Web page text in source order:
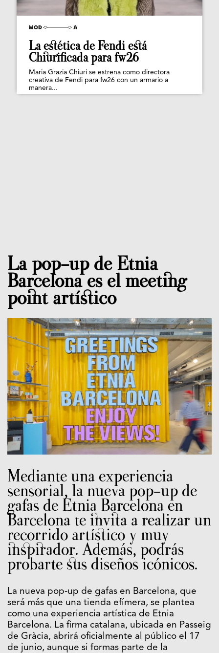
La estética de Fendi está
Chiurificada para fw26
Maria Grazia Chiuri se estrena como directora
creativa de Fendi para fw26 con un armario a
manera...
La pop-up de Etnia
Barcelona es el meeting
point artístico
Mediante una experiencia
sensorial, la nueva pop-up de
gafas de Etnia Barcelona en
Barcelona te invita a realizar un
recorrido artístico y muy
inspirador. Además, podrás
probarte sus diseños icónicos.
La nueva pop-up de gafas en Barcelona, que
será más que una tienda efímera, se plantea
como una experiencia artística de Etnia
Barcelona. La firma catalana, ubicada en Passeig
de Gràcia, abrirá oficialmente al público el 17
de junio, aunque si formas parte de la